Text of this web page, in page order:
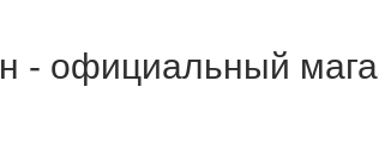
- официальный